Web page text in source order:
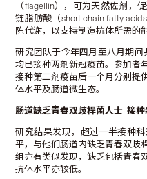
（flagellin），可为天然佐剂，
链脂肪酸（short chain fatty
陈代谢，以支持制造抗体所需的
研究团队于今年四月至八月期
均已接种两剂新冠疫苗。参加者
接种第二剂疫苗后一个月分别提
体水平及肠道微生态。
肠道缺乏青春双歧桿菌人士 接种
研究结果发现，超过一半接种
平，与他们肠道内缺乏青春双歧
组亦有类似发现，缺乏包括青春
抗体水平亦较低。